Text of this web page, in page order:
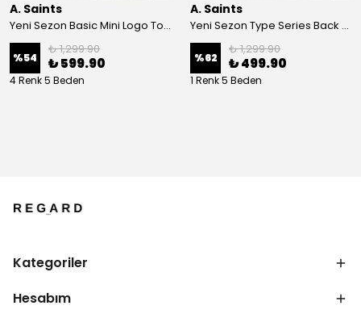
A. Saints
Yeni Sezon Basic Mini Logo Ton To Tone Ham Keten Yazlık Gömlek
%54
₺ 1,299.90
₺ 599.90
4 Renk 5 Beden
A. Saints
Yeni Sezon Type Series Back To Print T-shirt
%62
₺ 1,299.90
₺ 499.90
1 Renk 5 Beden
Kategoriler
Hesabım